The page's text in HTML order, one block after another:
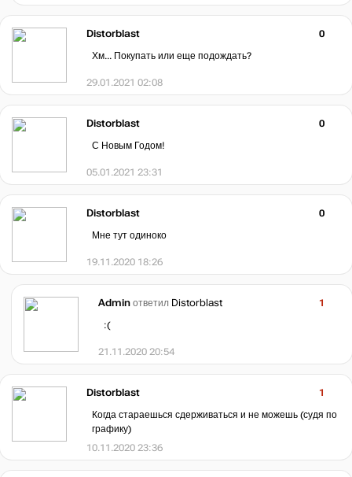
Distorblast
0
Хм... Покупать или еще подождать?
29.01.2021 02:08
Distorblast
0
С Новым Годом!
05.01.2021 23:31
Distorblast
0
Мне тут одиноко
19.11.2020 18:26
Admin ответил Distorblast
1
:(
21.11.2020 20:54
Distorblast
1
Когда стараешься сдерживаться и не можешь (судя по
графику)
10.11.2020 23:36